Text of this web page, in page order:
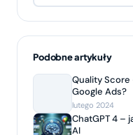
Podobne artykuły
Quality
Google Ads?
lutego 2024
ChatGPT 4 –
AI